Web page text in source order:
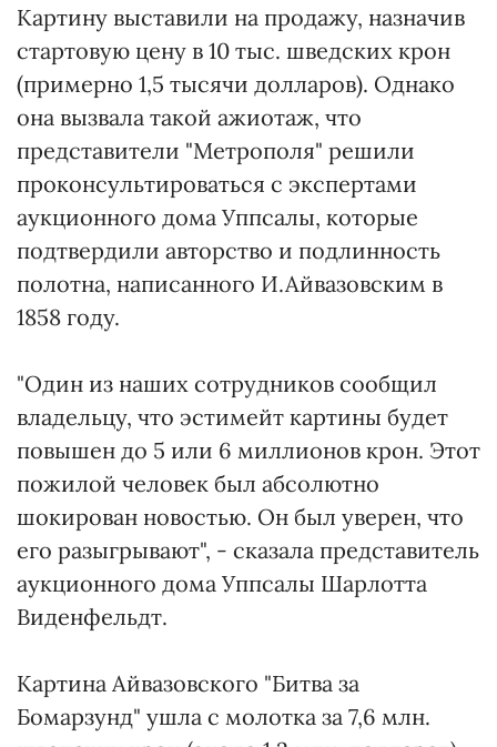
Картину выставили на продажу, назначив
стартовую цену в 10 тыс. шведских крон
(примерно 1,5 тысячи долларов). Однако
она вызвала такой ажиотаж, что
представители "Метрополя" решили
проконсультироваться с экспертами
аукционного дома Уппсалы, которые
подтвердили авторство и подлинность
полотна, написанного И.Айвазовским в
1858 году.
"Один из наших сотрудников сообщил
владельцу, что эстимейт картины будет
повышен до 5 или 6 миллионов крон. Этот
пожилой человек был абсолютно
шокирован новостью. Он был уверен, что
его разыгрывают", - сказала представитель
аукционного дома Уппсалы Шарлотта
Виденфельдт.
Картина Айвазовского "Битва за
Бомарзунд" ушла с молотка за 7,6 млн.